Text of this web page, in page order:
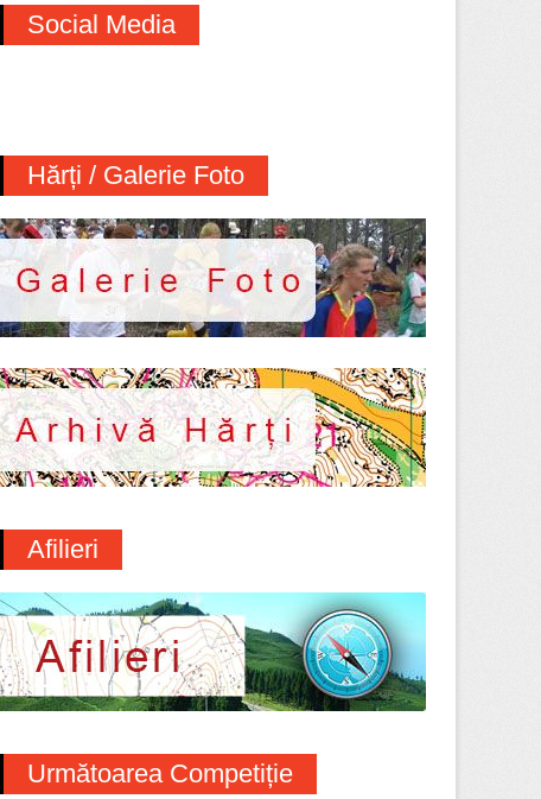
Social Media
Hărți / Galerie Foto
Afilieri
Următoarea Competiție